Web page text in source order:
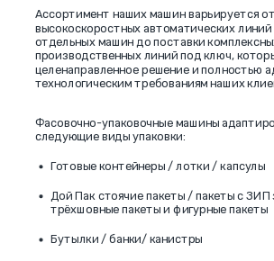
Ассортимент наших машин варьируется
высокоскоростных автоматических
отдельных машин до поставки
производственных линий под ключ,
целенаправленное решение и полностью
технологическим требованиям наших
Фасовочно-упаковочные машины
следующие виды упаковки:
Готовые контейнеры / лотки / капсулы
Дой Пак стоячие пакеты / пакеты сЗИП
трёхшовные пакеты и фигурные пакеты
Бутылки / банки/ канистры